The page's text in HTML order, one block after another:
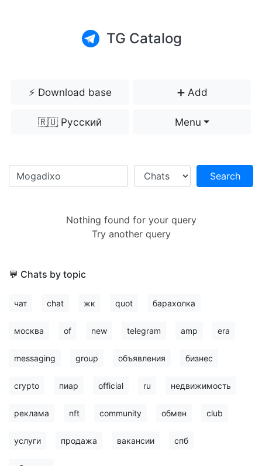
TG Catalog
⚡️ Download base ➕ Add
🇷🇺 Русский Menu
Search
Nothing found for your query
Try another query
💬 Chats by topic
чат chat жк quot барахолка
москва of new telegram amp era
messaging group объявления бизнес
crypto пиар official ru недвижимость
реклама nft community обмен club
услуги продажа вакансии спб